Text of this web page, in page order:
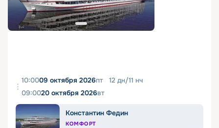
10:0009 октября 2026пт 12 дн/11 нч
09:0020 октября 2026вт
Константин Федин
КОМФОРТ